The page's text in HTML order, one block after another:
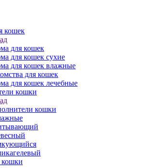
кошек
для кошек
для кошек сухие
для кошек влажные
для кошек
для кошек лечебные
кошки
кошки